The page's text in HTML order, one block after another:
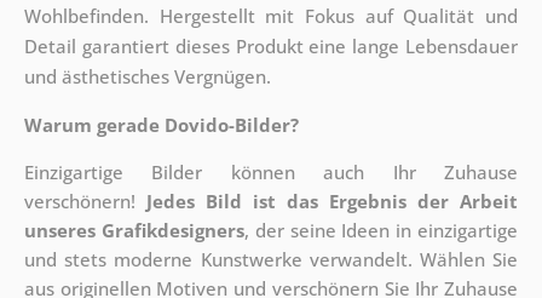
Wohlbefinden. Hergestellt mit Fokus auf Qualität und
Detail garantiert dieses Produkt eine lange Lebensdauer
und ästhetisches Vergnügen.
Warum gerade Dovido-Bilder?
Einzigartige Bilder können auch Ihr Zuhause
verschönern! Jedes Bild ist das Ergebnis der Arbeit
unseres Grafikdesigners, der seine Ideen in einzigartige
und stets moderne Kunstwerke verwandelt. Wählen Sie
aus originellen Motiven und verschönern Sie Ihr Zuhause